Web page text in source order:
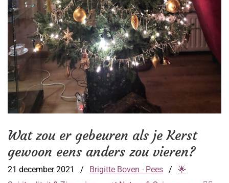
Wat zou er gebeuren als je Kerst
gewoon eens anders zou vieren?
21 december 2021 / Brigitte Boven - Pees /
🌟